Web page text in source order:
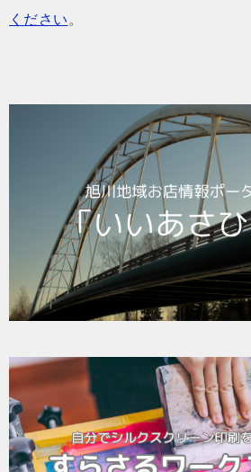
ください 。